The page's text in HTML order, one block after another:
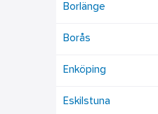
Borlänge
Borås
Enköping
Eskilstuna